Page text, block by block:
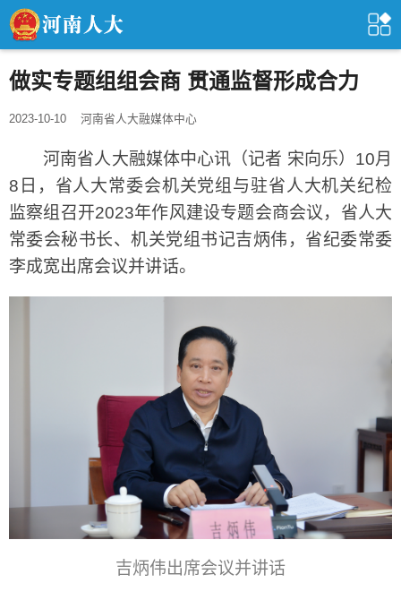
做实专题组组会商 贯通监督形成合力
2023-10-10 河南省人大融媒体中心
河南省人大融媒体中心讯（记者 宋向乐）10月
8日，省人大常委会机关党组与驻省人大机关纪检
监察组召开2023年作风建设专题会商会议，省人大
常委会秘书长、机关党组书记吉炳伟，省纪委常委
李成宽出席会议并讲话。
吉炳伟出席会议并讲话